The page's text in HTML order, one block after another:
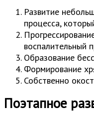
Развитие
процесса,
воспалительный
Образование
Формирование
Собственно
Поэтапное